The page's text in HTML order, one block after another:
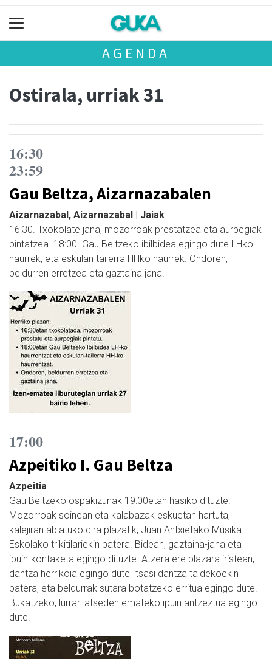
AGENDA
Ostirala, urriak 31
16:30
23:59
Gau Beltza, Aizarnazabalen
Aizarnazabal, Aizarnazabal | Jaiak
16:30. Txokolate jana, mozorroak prestatzea eta aurpegiak
pintatzea. 18:00. Gau Beltzeko ibilbidea egingo dute LHko
haurrek, eta eskulan tailerra HHko haurrek. Ondoren,
beldurren erretzea eta gaztaina jana.
17:00
Azpeitiko I. Gau Beltza
Azpeitia
Gau Beltzeko ospakizunak 19:00etan hasiko dituzte.
Mozorroak soinean eta kalabazak eskuetan hartuta,
kalejiran abiatuko dira plazatik, Juan Antxietako Musika
Eskolako trikitilariekin batera. Bidean, gaztaina-jana eta
ipuin-kontaketa egingo dituzte. Atzera ere plazara iristean,
dantza herrikoia egingo dute Itsasi dantza taldekoekin
batera, eta beldurrak sutara botatzeko erritua egingo dute.
Bukatzeko, lurrari atseden emateko ipuin antzeztua egingo
dute.